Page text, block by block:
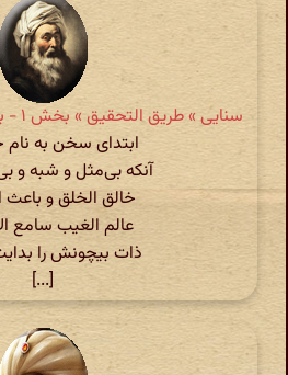
سنایی » طریق التحقیق » بخش ۱ - بسم الله الرحمن الرحیم
ابتدای سخن به
آنکه بی‌مثل و شبه و
خالق الخلق و باعث
عالم الغیب سامع
ذات بیچونش را
[...]